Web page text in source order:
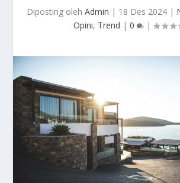
Diposting oleh Admin | 18 Des 2024|
Opini, Trend | 0 |